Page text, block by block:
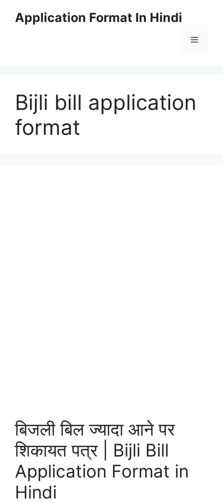
Application Format In Hindi
Menu
Bijli bill application
format
बिजली बिल ज्यादा आने पर
शिकायत पत्र | Bijli Bill
Application Format in
Hindi